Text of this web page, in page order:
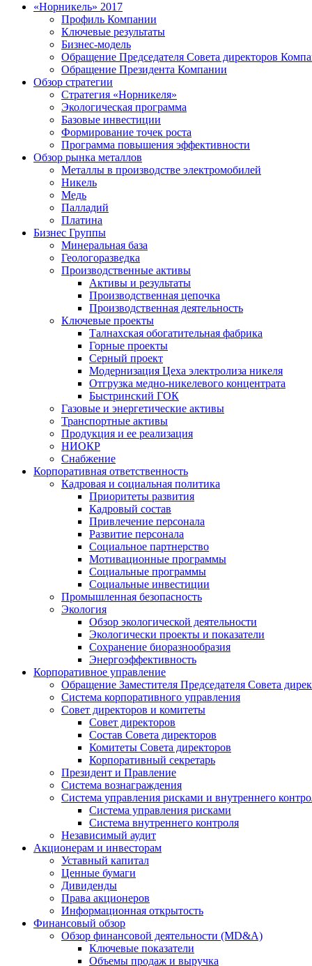
«Норникель» 2017
Профиль Компании
Ключевые результаты
Бизнес-модель
Обращение Председателя Совета директоров
Обращение Президента Компании
Обзор стратегии
Стратегия «Норникеля»
Экологическая программа
Базовые инвестиции
Формирование точек роста
Программа повышения эффективности
Обзор рынка металлов
Металлы в производстве электромобилей
Никель
Медь
Палладий
Платина
Бизнес Группы
Минеральная база
Геологоразведка
Производственные активы
Активы и результаты
Производственная цепочка
Производственная деятельность
Ключевые проекты
Талнахская обогатительная фабрика
Горные проекты
Серный проект
Модернизация Цеха электролиза никеля
Отгрузка медно-никелевого концентрата
Быстринский ГОК
Газовые и энергетические активы
Транспортные активы
Продукция и ее реализация
НИОКР
Снабжение
Корпоративная ответственность
Кадровая и социальная политика
Приоритеты развития
Кадровый состав
Привлечение персонала
Развитие персонала
Социальное партнерство
Мотивационные программы
Социальные программы
Социальные инвестиции
Промышленная безопасность
Экология
Обзор экологической деятельности
Экологически проекты и показатели
Сохранение биоразнообразия
Энергоэффективность
Корпоративное управление
Обращение Заместителя Председателя Совета
Система корпоративного управления
Совет директоров и комитеты
Совет директоров
Состав Совета директоров
Комитеты Совета директоров
Корпоративный секретарь
Президент и Правление
Система вознаграждения
Система управления рисками и внутреннего
Система управления рисками
Система внутреннего контроля
Независимый аудит
Акционерам и инвесторам
Уставный капитал
Ценные бумаги
Дивиденды
Права акционеров
Информационная открытость
Финансовый обзор
Обзор финансовой деятельности (MD&A)
Ключевые показатели
Объемы продаж и выручка